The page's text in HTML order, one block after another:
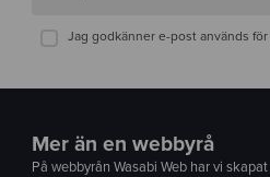
Jag godkänner e-post används
Mer än en webbyrå
På webbyrån Wasabi Web har vi